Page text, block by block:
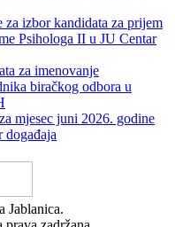
izbor kandidata za prijem
Psihologa II u JU Centar
za imenovanje
biračkog odbora u
mjesec juni 2026. godine
događaja
Jablanica.